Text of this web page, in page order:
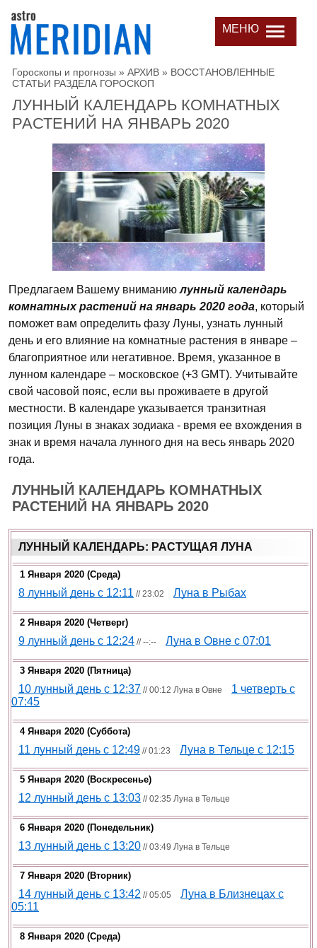
МЕНЮ
Гороскопы и прогнозы » АРХИВ » ВОССТАНОВЛЕННЫЕ
СТАТЬИ РАЗДЕЛА ГОРОСКОП
ЛУННЫЙ КАЛЕНДАРЬ КОМНАТНЫХ
РАСТЕНИЙ НА ЯНВАРЬ 2020
Предлагаем Вашему вниманиюлунный календарь
комнатных растений на январь 2020 года, который
поможет вам определить фазу Луны, узнать лунный
день и его влияние на комнатные растения в январе –
благоприятное или негативное. Время, указанное в
лунном календаре – московское (+3 GMT). Учитывайте
свой часовой пояс, если вы проживаете в другой
местности. В календаре указывается транзитная
позиция Луны в знаках зодиака - время ее вхождения в
знак и время начала лунного дня на весь январь 2020
года.
ЛУННЫЙ КАЛЕНДАРЬ КОМНАТНЫХ
РАСТЕНИЙ НА ЯНВАРЬ 2020
ЛУННЫЙ КАЛЕНДАРЬ: РАСТУЩАЯ ЛУНА
1 Января 2020 (среда)
8 лунный день с 12:11 // 23:02 Луна в Рыбах
2 Января 2020 (четверг)
9 лунный день с 12:24 // --:-- Луна в Овне c 07:01
3 Января 2020 (пятница)
10 лунный день с 12:37 // 00:12 Луна в Овне
1 четверть c
07:45
4 Января 2020 (суббота)
11 лунный день с 12:49 // 01:23 Луна в Тельце c 12:15
5 Января 2020 (воскресенье)
12 лунный день с 13:03 // 02:35 Луна в Тельце
6 Января 2020 (понедельник)
13 лунный день с 13:20 // 03:49 Луна в Тельце
7 Января 2020 (вторник)
14 лунный день с 13:42 // 05:05
Луна в Близнецах с
05:11
8 Января 2020 (среда)